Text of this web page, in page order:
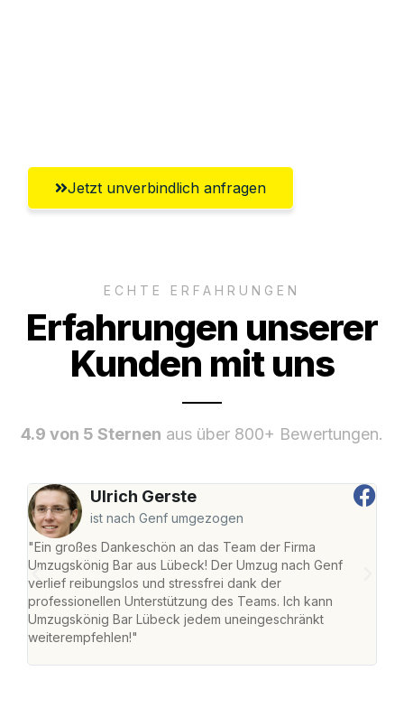
Jetzt unverbindlich anfragen
ECHTE ERFAHRUNGEN
Erfahrungen unserer
Kunden mit uns
4.9 von 5 Sternen aus über 800+ Bewertungen.
Ulrich Gerste
ist nach Genf umgezogen
"Ein großes Dankeschön an das Team der Firma
Umzugskönig Bar aus Lübeck! Der Umzug nach Genf
verlief reibungslos und stressfrei dank der
professionellen Unterstützung des Teams. Ich kann
Umzugskönig Bar Lübeck jedem uneingeschränkt
weiterempfehlen!"